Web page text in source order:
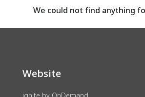
assignment ลงทะเบียน
We could not find anything
Website